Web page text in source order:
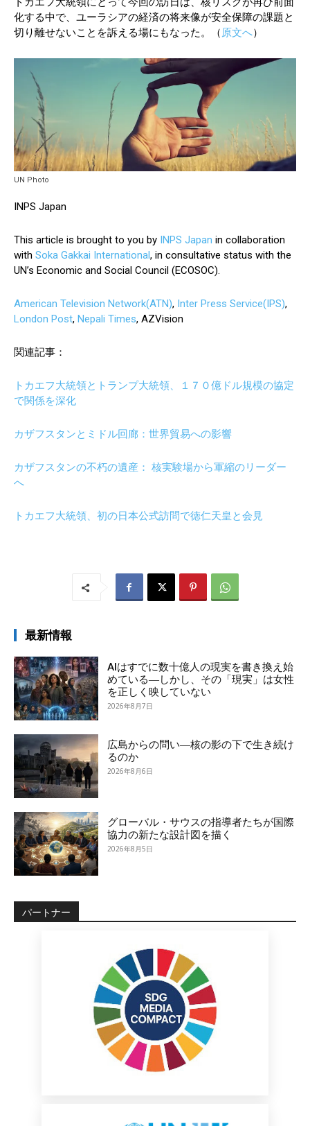
化する中で、ユーラシアの経済の将来像が安全保障の課題と
切り離せないことを訴える場にもなった。（原文へ）
UN Photo
INPS Japan
This article is brought to you by INPS Japan in collaboration
with Soka Gakkai International, in consultative status with the
UN’s Economic and Social Council (ECOSOC).
American Television Network(ATN), Inter Press Service(IPS),
London Post, Nepali Times, AZVision
関連記事：
トカエフ大統領とトランプ大統領、１７０億ドル規模の協定
で関係を深化
カザフスタンとミドル回廊：世界貿易への影響
カザフスタンの不朽の遺産： 核実験場から軍縮のリーダー
へ
トカエフ大統領、初の日本公式訪問で徳仁天皇と会見
最新情報
AIはすでに数十億人の現実を書き換え始
めている―しかし、その「現実」は女性
を正しく映していない
2026年8月7日
広島からの問い―核の影の下で生き続け
るのか
2026年8月6日
グローバル・サウスの指導者たちが国際
協力の新たな設計図を描く
2026年8月5日
パートナー